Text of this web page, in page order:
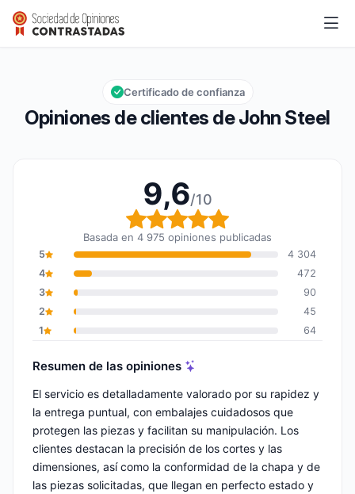
John Steel
Calificación global: 9,6 de 10
9,6/10
Opiniones de clientes de John Steel
Certificado de confianza
9,6/10
Calificación global: 9,6
Basada en 4 975 opiniones publicadas
5
4 304
4
472
3
90
2
45
1
64
Resumen de las opiniones
El servicio es detalladamente valorado por su rapidez y
la entrega puntual, con embalajes cuidadosos que
protegen las piezas y facilitan su manipulación. Los
clientes destacan la precisión de los cortes y las
dimensiones, así como la conformidad de la chapa y de
las piezas solicitadas, que llegan en perfecto estado y